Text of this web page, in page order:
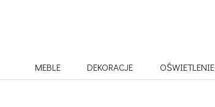
MEBLE DEKORACJE OŚWIETLENIE